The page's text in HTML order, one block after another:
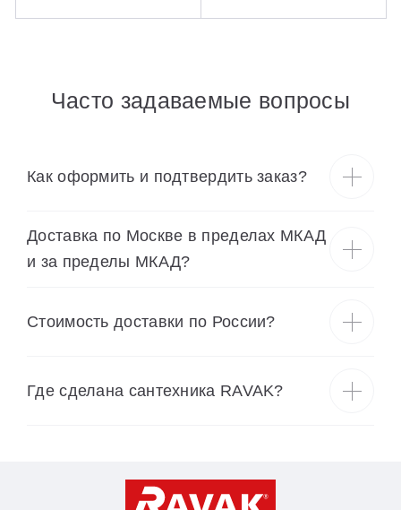
Часто задаваемые вопросы
Как оформить и подтвердить заказ?
Доставка по Москве в пределах МКАД
и за пределы МКАД?
Cтоимость доставки по России?
Где сделана сантехника RAVAK?